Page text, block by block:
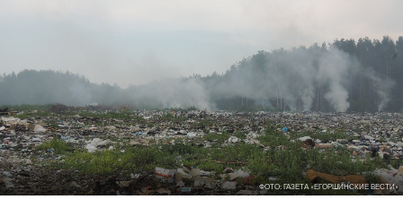
ФОТО: ГАЗЕТА «ЕГОРШИНСКИЕ ВЕСТИ»